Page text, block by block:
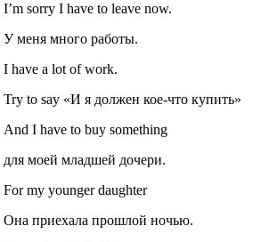
I’m sorry I have to leave now.
У меня много работы.
I have a lot of work.
Try to say «И я должен кое-что купить»
And I have to buy something
для моей младшей дочери.
For my younger daughter
Она приехала прошлой ночью.